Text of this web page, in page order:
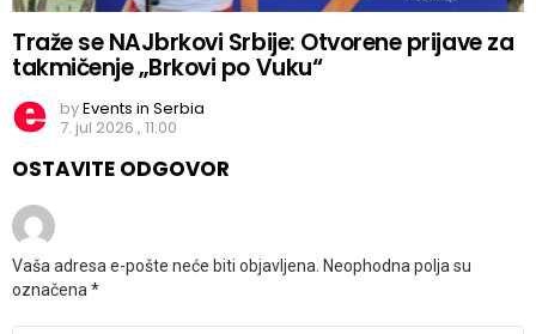
Traže se NAJbrkovi Srbije: Otvorene prijave za
takmičenje „Brkovi po Vuku“
byEvents in Serbia
7. jul 2026., 11:00
OSTAVITE ODGOVOR
Vaša adresa e-pošte neće biti objavljena. Neophodna polja su
označena *